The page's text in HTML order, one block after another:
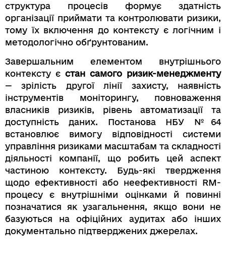
структура процесів формує здатність
організації приймати та контролювати ризики,
тому їх включення до контексту є логічним і
методологічно обґрунтованим.
Завершальним елементом внутрішнього
контексту є стан самого ризик-менеджменту
— зрілість другої лінії захисту, наявність
інструментів моніторингу, повноваження
власників ризиків, рівень автоматизації та
доступність даних. Постанова НБУ №64
встановлює вимогу відповідності системи
управління ризиками масштабам та складності
діяльності компанії, що робить цей аспект
частиною контексту. Будь-які твердження
щодо ефективності або неефективності RM-
процесу є внутрішніми оцінками й повинні
позначатися як узагальнення, якщо вони не
базуються на офіційних аудитах або інших
документально підтверджених джерелах.